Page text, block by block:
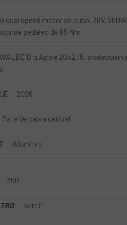
dual speed motor de cubo, 36V,
de pedaleo de 85 Nm
Big Apple 20x2.15,
2026
Pata de cabra central
Alluminio
350
venti"